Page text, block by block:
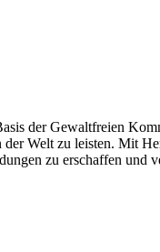
der Gewaltfreien
Welt zu leisten. Mit
zu erschaffen und